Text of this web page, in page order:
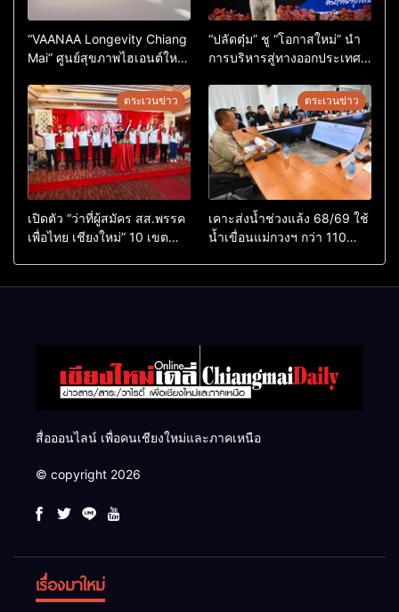
“VAANAA Longevity Chiang
Mai” ศูนย์สุขภาพไฮเอนต์ใหญ่
“ปลัดตุ๋ม” ชู “โอกาสใหม่” นำ
การบริหารสู่ทางออกประเทศ
ตระเวนข่าว
เปิดตัว “ว่าที่ผู้สมัคร สส.พรรค
เพื่อไทย เชียงใหม่” 10 เขต
ตระเวนข่าว
เคาะส่งน้ำช่วงแล้ง 68/69 ใช้
น้ำเขื่อนแม่กวงฯ กว่า 110
สื่อออนไลน์ เพื่อคนเชียงใหม่และภาคเหนือ
© copyright 2026
เรื่องมาใหม่